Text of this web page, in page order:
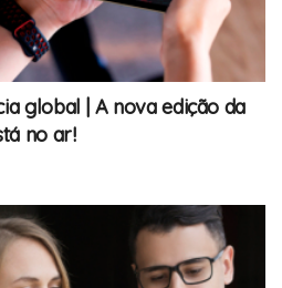
global | A nova edição da
no ar!